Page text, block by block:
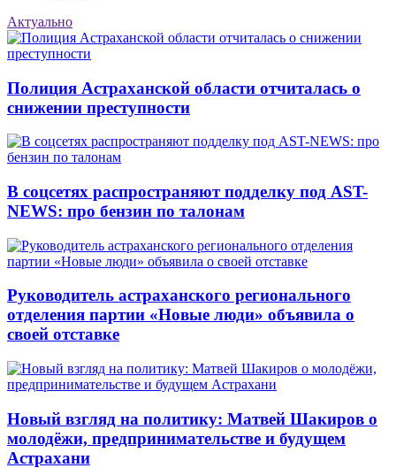
Актуально
Полиция Астраханской области отчиталась о
снижении преступности
В соцсетях распространяют подделку под AST-
NEWS: про бензин по талонам
Руководитель астраханского регионального
отделения партии «Новые люди» объявила о
своей отставке
Новый взгляд на политику: Матвей Шакиров о
молодёжи, предпринимательстве и будущем
Астрахани